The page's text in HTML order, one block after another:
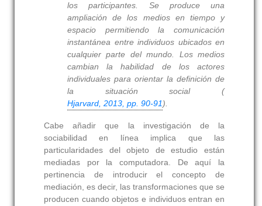
los participantes. Se produce una
ampliación de los medios en tiempo y
espacio permitiendo la comunicación
instantánea entre individuos ubicados en
cualquier parte del mundo. Los medios
cambian la habilidad de los actores
individuales para orientar la definición de
la situación social (
Hjarvard, 2013, pp. 90-91).
Cabe añadir que la investigación de la
sociabilidad en línea implica que las
particularidades del objeto de estudio están
mediadas por la computadora. De aquí la
pertinencia de introducir el concepto de
mediación, es decir, las transformaciones que se
producen cuando objetos e individuos entran en